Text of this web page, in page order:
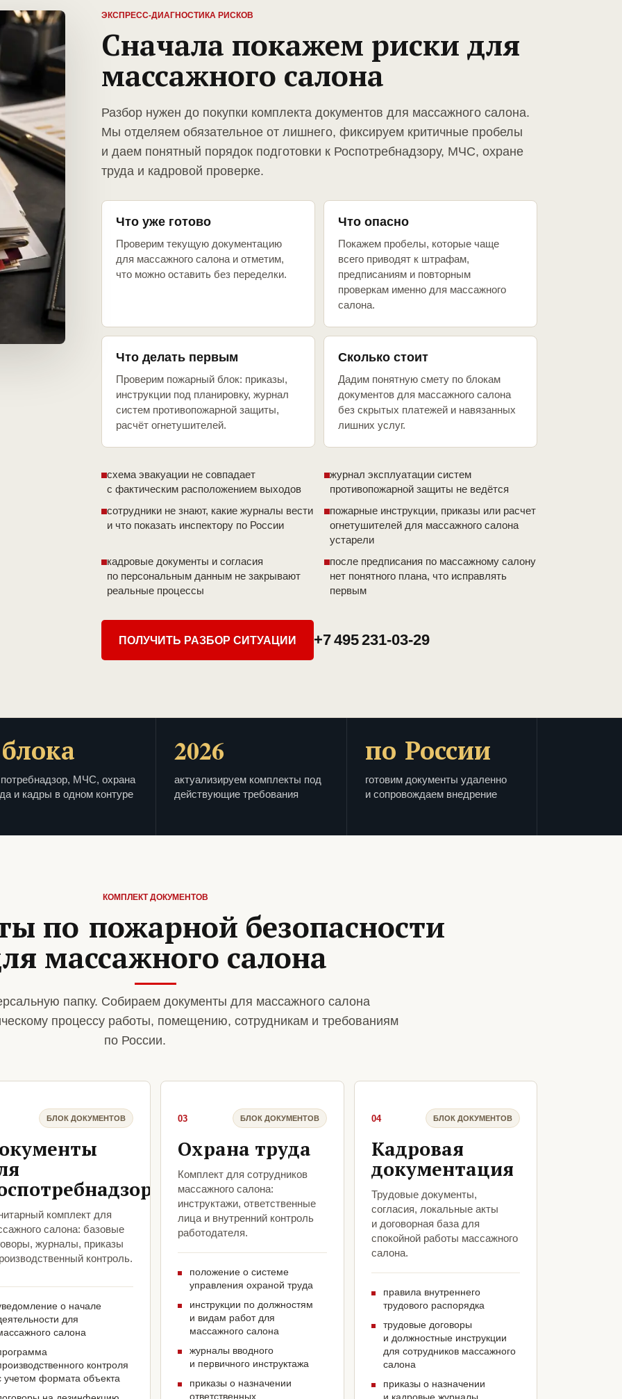
ЭКСПРЕСС-ДИАГНОСТИКА РИСКОВ
Сначала покажем риски для
массажного салона
Разбор нужен до покупки комплекта документов для массажного салона.
Мы отделяем обязательное от лишнего, фиксируем критичные пробелы
и даем понятный порядок подготовки к Роспотребнадзору, МЧС, охране
труда и кадровой проверке.
Что уже готово
Проверим текущую документацию
для массажного салона и отметим,
что можно оставить без переделки.
Что опасно
Покажем пробелы, которые чаще
всего приводят к штрафам,
предписаниям и повторным
проверкам именно для массажного
салона.
Что делать первым
Проверим пожарный блок: приказы,
инструкции под планировку, журнал
систем противопожарной защиты,
расчёт огнетушителей.
Сколько стоит
Дадим понятную смету по блокам
документов для массажного салона
без скрытых платежей и навязанных
лишних услуг.
схема эвакуации не совпадает
с фактическим расположением выходов
журнал эксплуатации систем
противопожарной защиты не ведётся
сотрудники не знают, какие журналы вести
и что показать инспектору по России
пожарные инструкции, приказы или расчет
огнетушителей для массажного салона
устарели
кадровые документы и согласия
по персональным данным не закрывают
реальные процессы
после предписания по массажному салону
нет понятного плана, что исправлять
первым
ПОЛУЧИТЬ РАЗБОР СИТУАЦИИ +7 495 231-03-29
МЧС, охрана
и кадры в одном контуре
2026
актуализируем комплекты под
действующие требования
по России
готовим документы удаленно
и сопровождаем внедрение
КОМПЛЕКТ ДОКУМЕНТОВ
по пожарной безопасности
массажного салона
папку. Собираем документы для массажного салона
процессу работы, помещению, сотрудникам и требованиям
по России.
БЛОК ДОКУМЕНТОВ
комплект для
салона: базовые
журналы, приказы
контроль.
о начале
для
салона
контроля
учетом формата объекта
03 БЛОК ДОКУМЕНТОВ
Охрана труда
Комплект для сотрудников
массажного салона:
инструктажи, ответственные
лица и внутренний контроль
работодателя.
положение о системе
управления охраной труда
инструкции по должностям
и видам работ для
массажного салона
журналы вводного
и первичного инструктажа
приказы о назначении
ответственных
04 БЛОК ДОКУМЕНТОВ
Кадровая
документация
Трудовые документы,
согласия, локальные акты
и договорная база для
спокойной работы массажного
салона.
правила внутреннего
трудового распорядка
трудовые договоры
и должностные инструкции
для сотрудников массажного
салона
приказы о назначении